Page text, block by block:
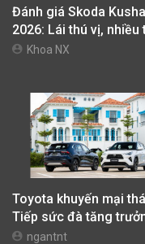
Đánh giá Skoda
2026: Lái thú vị, nhiều
nghi, giá cạnh tranh
Khoa NX
Toyota khuyến mại
Tiếp sức đà tăng
tối ưu chi phí mua xe
ngantnt